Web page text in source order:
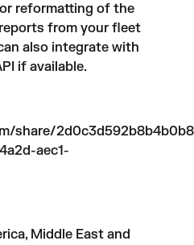
reformatting of the
from your fleet
also integrate with
if available.
share/
aec1-
Middle East and